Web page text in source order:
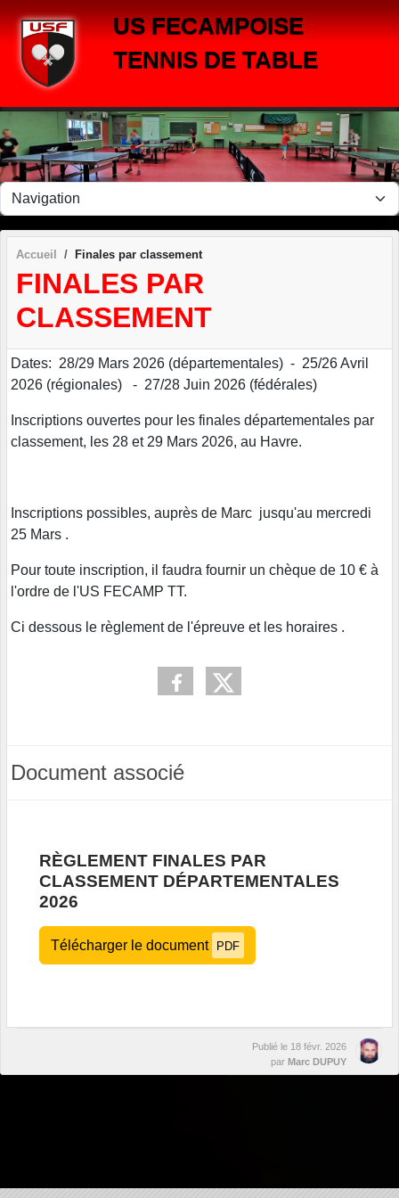
US FECAMPOISE
TENNIS DE TABLE
Accueil Finales par classement
FINALES PAR
CLASSEMENT
Dates: 28/29 Mars 2026 (départementales) - 25/26 Avril
2026 (régionales) - 27/28 Juin 2026 (fédérales)
Inscriptions ouvertes pour les finales départementales par
classement, les 28 et 29 Mars 2026, au Havre.
Inscriptions possibles, auprès de Marc jusqu'au mercredi
25 Mars .
Pour toute inscription, il faudra fournir un chèque de 10 € à
l'ordre de l'US FECAMP TT.
Ci dessous le règlement de l'épreuve et les horaires .
Document associé
RÈGLEMENT FINALES PAR
CLASSEMENT DÉPARTEMENTALES
2026
Télécharger le document PDF
Publié le 18 févr. 2026
par Marc DUPUY
Panneau de gestion des cookies